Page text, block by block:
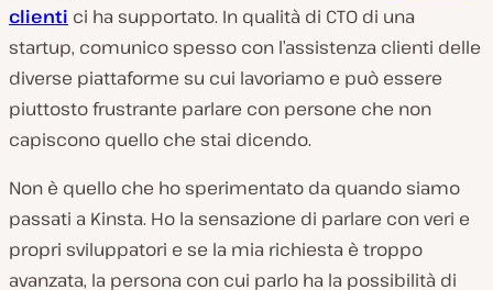
clienti ci ha supportato. In qualità di CTO di una
startup, comunico spesso con l’assistenza clienti delle
diverse piattaforme su cui lavoriamo e può essere
piuttosto frustrante parlare con persone che non
capiscono quello che stai dicendo.
Non è quello che ho sperimentato da quando siamo
passati a Kinsta. Ho la sensazione di parlare con veri e
propri sviluppatori e se la mia richiesta è troppo
avanzata, la persona con cui parlo ha la possibilità di